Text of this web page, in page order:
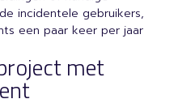
incidentele gebruikers,
een paar keer per jaar
met